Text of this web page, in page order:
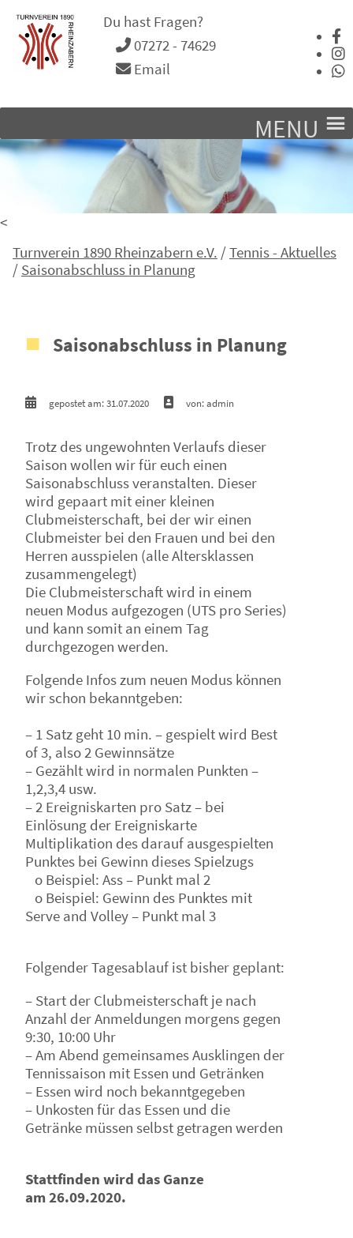
Du hast Fragen?
07272 - 74629
Email
MENU
<
Turnverein 1890 Rheinzabern e.V. /Tennis - Aktuelles
/ Saisonabschluss in Planung
Saisonabschluss in Planung
gepostet am: 31.07.2020 von: admin
Trotz des ungewohnten Verlaufs dieser
Saison wollen wir für euch einen
Saisonabschluss veranstalten. Dieser
wird gepaart mit einer kleinen
Clubmeisterschaft, bei der wir einen
Clubmeister bei den Frauen und bei den
Herren ausspielen (alle Altersklassen
zusammengelegt)
Die Clubmeisterschaft wird in einem
neuen Modus aufgezogen (UTS pro Series)
und kann somit an einem Tag
durchgezogen werden.
Folgende Infos zum neuen Modus können
wir schon bekanntgeben:
– 1 Satz geht 10 min. – gespielt wird Best
of 3, also 2 Gewinnsätze
– Gezählt wird in normalen Punkten –
1,2,3,4 usw.
– 2 Ereigniskarten pro Satz – bei
Einlösung der Ereigniskarte
Multiplikation des darauf ausgespielten
Punktes bei Gewinn dieses Spielzugs
o Beispiel: Ass – Punkt mal 2
o Beispiel: Gewinn des Punktes mit
Serve and Volley – Punkt mal 3
Folgender Tagesablauf ist bisher geplant:
– Start der Clubmeisterschaft je nach
Anzahl der Anmeldungen morgens gegen
9:30, 10:00 Uhr
– Am Abend gemeinsames Ausklingen der
Tennissaison mit Essen und Getränken
– Essen wird noch bekanntgegeben
– Unkosten für das Essen und die
Getränke müssen selbst getragen werden
Stattfinden wird das Ganze
am 26.09.2020.